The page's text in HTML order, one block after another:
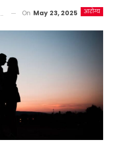
आरोग्य
On May 23, 2025